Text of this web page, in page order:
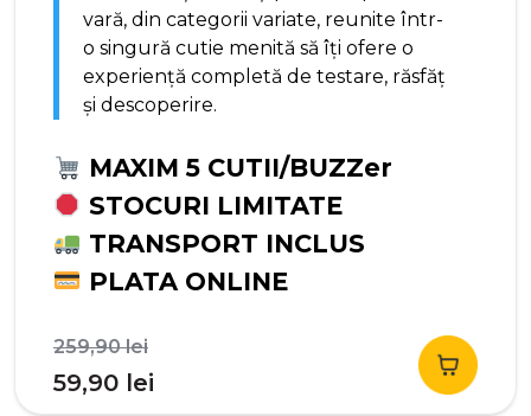
vară, din categorii variate, reunite într-
o singură cutie menită să îți ofere o
experiență completă de testare, răsfăț
și descoperire.
MAXIM 5 CUTII/BUZZer
STOCURI LIMITATE
TRANSPORT INCLUS
PLATA ONLINE
259,90leiPrețul
inițial
59,90 lei